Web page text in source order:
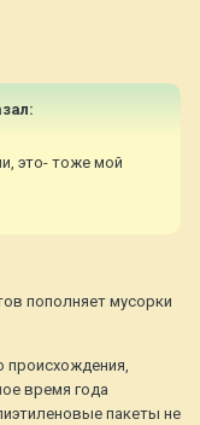
это- тоже мой
пополняет мусорки
происхождения,
время года
пакеты не